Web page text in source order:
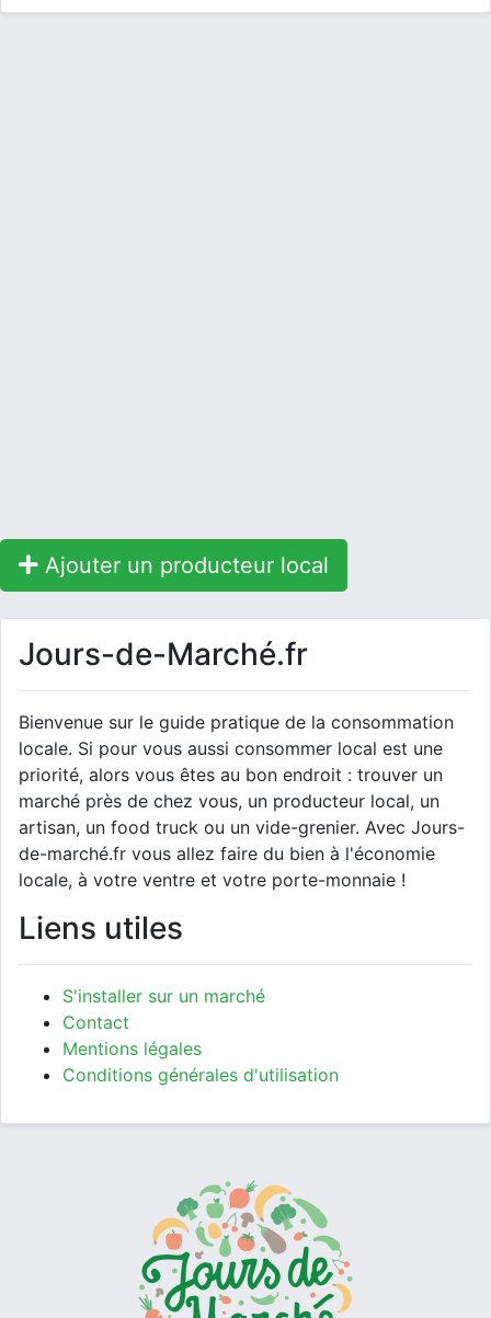
Ajouter un producteur local
Jours-de-Marché.fr
Bienvenue sur le guide pratique de la consommation
locale. Si pour vous aussi consommer local est une
priorité, alors vous êtes au bon endroit : trouver un
marché près de chez vous, un producteur local, un
artisan, un food truck ou un vide-grenier. Avec Jours-
de-marché.fr vous allez faire du bien à l'économie
locale, à votre ventre et votre porte-monnaie !
Liens utiles
S'installer sur un marché
Contact
Mentions légales
Conditions générales d'utilisation